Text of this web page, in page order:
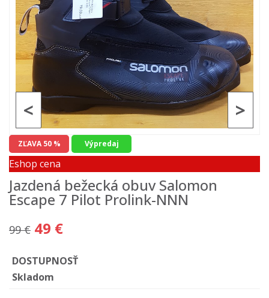
>
<
ZĽAVA 50 % Výpredaj
Eshop cena
Jazdená bežecká obuv Salomon
Escape 7 Pilot Prolink-NNN
99 € 49 €
DOSTUPNOSŤ
Skladom